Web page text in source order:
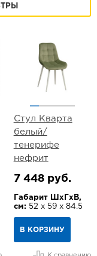
Стул Кварта
белый/
тенерифе
нефрит
7 448 руб.
Габарит ШхГхВ,
см: 52 х 59 х 84.5
В КОРЗИНУ